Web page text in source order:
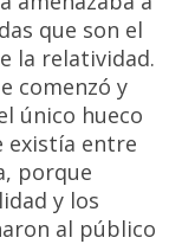
que son el
la relatividad.
comenzó y
único hueco
existía entre
porque
y los
al público